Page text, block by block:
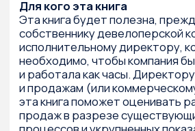
И интерес был не только к глянцевой стороне
дела. Всегда хочется понимать проблематику
того, что происходит внутри проекта, чего
не видно со стороны.
В своей книге я попытался раскрыть
внутренние процессы, происходившие при
реализации довольно крупного
регионального строительного проекта («8
ярдов»). Любопытно еще и то, что рассказ
ведется о компании, в которой я не работаю.
На страницах книги она так и называется —
Компания. Компания — второй игрок по объему
вводимого жилья в нашем регионе. За те годы,